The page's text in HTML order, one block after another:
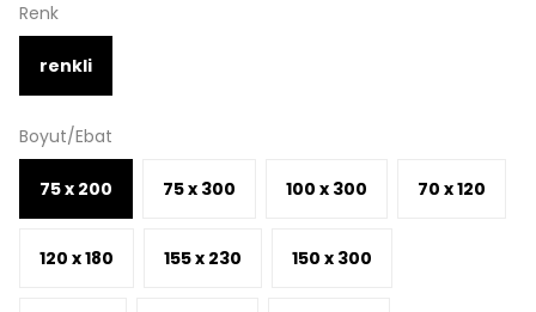
Renk
renkli
Boyut/Ebat
75 x 200 75 x 300 100 x 300 70 x 120
120 x 180 155 x 230 150 x 300